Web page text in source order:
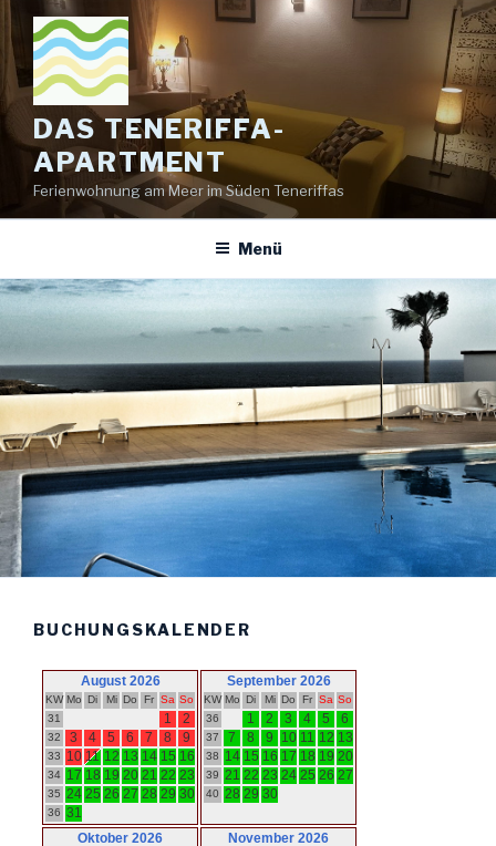
Zum
Inhalt
springen
DAS TENERIFFA-
APARTMENT
Ferienwohnung am Meer im Süden Teneriffas
Menü
BUCHUNGSKALENDER